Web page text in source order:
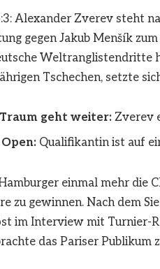
Alexander Zverev steht
gegen Jakub Menšík
Weltranglistendritte
Tschechen, setzte
geht weiter:Zverev
Qualifikantin ist auf
einmal mehr die
zu gewinnen. Nach dem
im Interview mit Turnier-
das Pariser Publikum